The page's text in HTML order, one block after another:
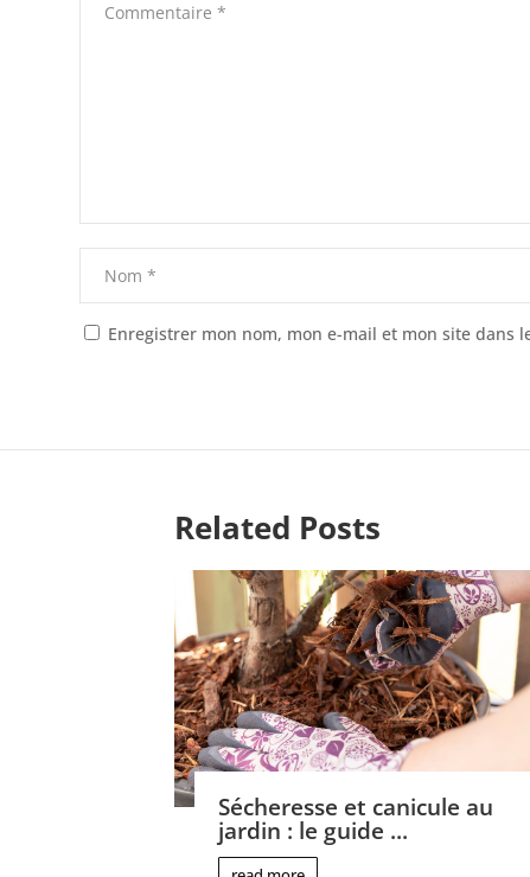
Enregistrer mon nom, mon e-mail et mon site dans
Related Posts
Sécheresse et canicule au
jardin : le guide ...